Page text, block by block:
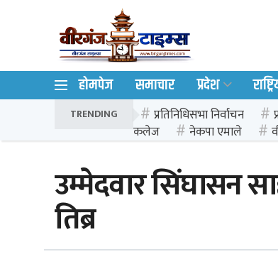
होमपेज समाचार प्रदेश
TRENDING प्रतिनिधिसभा निर्वाचन
कलेज
नेकपा एमाले
उम्मेदवार सिंघासन
तिब्र